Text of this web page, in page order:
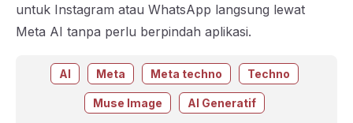
untuk Instagram atau WhatsApp langsung lewat
Meta AI tanpa perlu berpindah aplikasi.
AI Meta Meta techno Techno
Muse Image AI Generatif